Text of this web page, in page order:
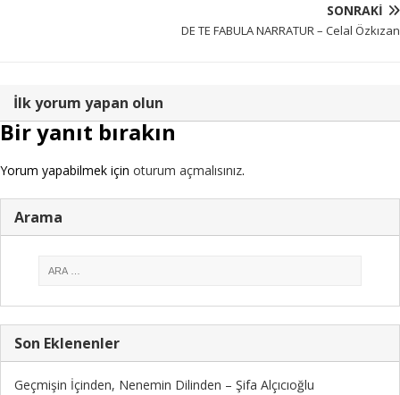
SONRAKI
DE TE FABULA NARRATUR – Celal Özkızan
İlk yorum yapan olun
Bir yanıt bırakın
Yorum yapabilmek için oturum açmalısınız.
Arama
Son Eklenenler
Geçmişin İçinden, Nenemin Dilinden – Şifa Alçıcıoğlu